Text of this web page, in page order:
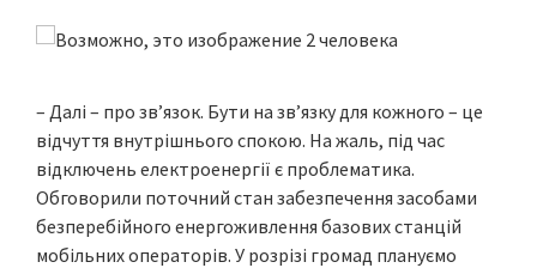
– Далі – про зв’язок. Бути на зв’язку для кожного – це
відчуття внутрішнього спокою. На жаль, під час
відключень електроенергії є проблематика.
Обговорили поточний стан забезпечення засобами
безперебійного енергоживлення базових станцій
мобільних операторів. У розрізі громад плануємо